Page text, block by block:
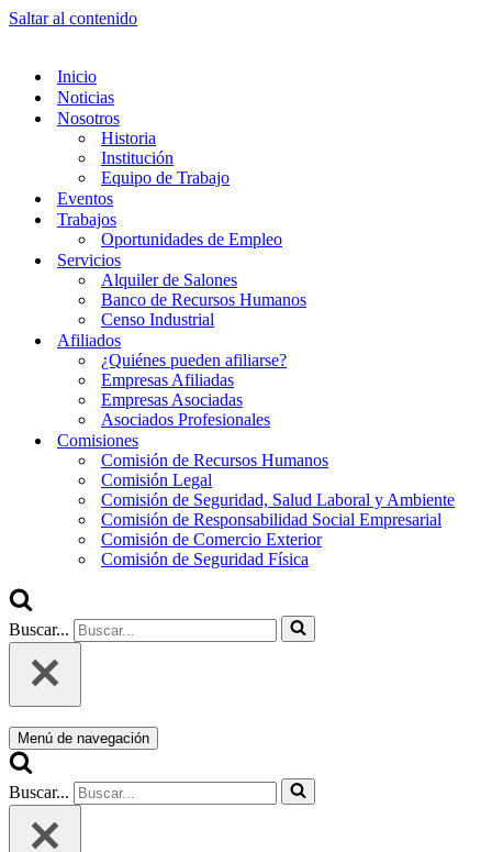
Saltar al contenido
Inicio
Noticias
Nosotros
Historia
Institución
Equipo de Trabajo
Eventos
Trabajos
Oportunidades de Empleo
Servicios
Alquiler de Salones
Banco de Recursos Humanos
Censo Industrial
Afiliados
¿Quiénes pueden afiliarse?
Empresas Afiliadas
Empresas Asociadas
Asociados Profesionales
Comisiones
Comisión de Recursos Humanos
Comisión Legal
Comisión de Seguridad, Salud Laboral y Ambiente
Comisión de Responsabilidad Social Empresarial
Comisión de Comercio Exterior
Comisión de Seguridad Física
Buscar...
Menú de navegación
Buscar...